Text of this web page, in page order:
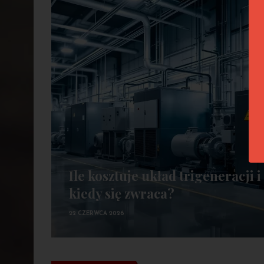
Ile kosztuje układ trigeneracji i
kiedy się zwraca?
22 CZERWCA 2026